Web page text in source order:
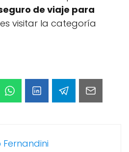
de viaje para
visitar la categoría